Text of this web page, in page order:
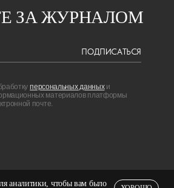
аналитики, чтобы вам было
ЗА ЖУРНАЛОМ
ПОДПИСАТЬСЯ
персональных данных и
материалов платформы
почте.